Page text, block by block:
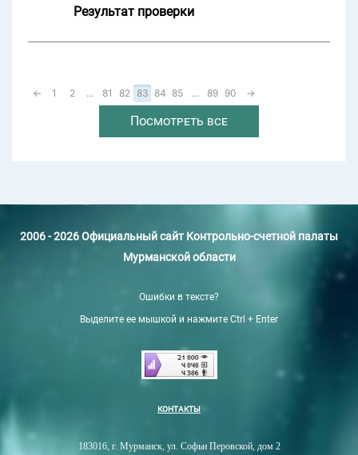
Результат проверки
← 1 2 ... 81 82 83 84 85 ... 89 90 →
Посмотреть все
2006 - 2026 Официальный сайт Контрольно-счетной палаты
Мурманской области
Ошибки в тексте?
Выделите ее мышкой и нажмите Ctrl + Enter
КОНТАКТЫ
183016, г. Мурманск, ул. Софьи Перовской, дом 2